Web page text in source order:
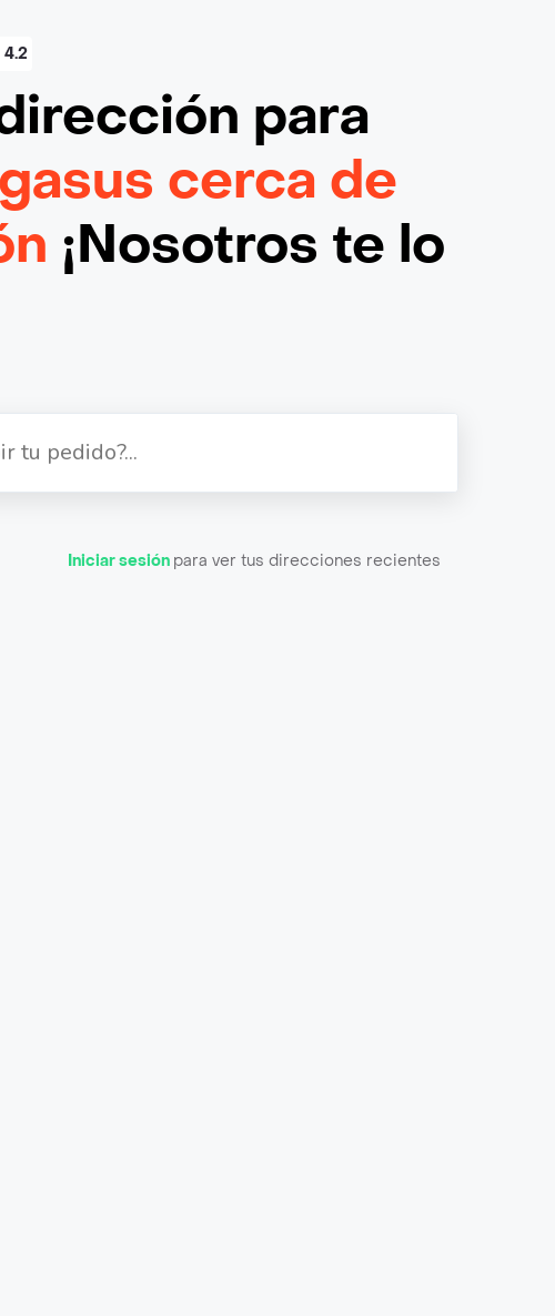
4.2
para
cerca de
¡Nosotros te lo
Iniciar sesión para ver tus direcciones recientes